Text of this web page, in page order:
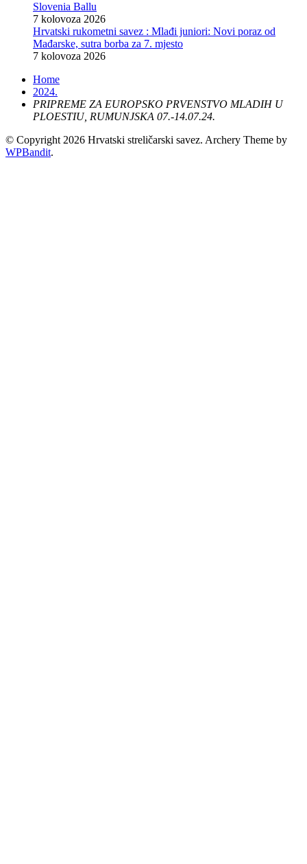
Slovenia Ballu
7 kolovoza 2026
Hrvatski rukometni savez : Mlađi juniori: Novi poraz od
Mađarske, sutra borba za 7. mjesto
7 kolovoza 2026
Home
2024.
PRIPREME ZA EUROPSKO PRVENSTVO MLADIH U
PLOESTIU, RUMUNJSKA 07.-14.07.24.
© Copyright 2026 Hrvatski streličarski savez. Archery Theme by
WPBandit.